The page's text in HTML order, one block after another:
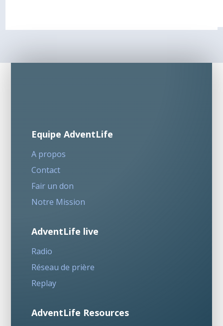
Equipe AdventLife
A propos
Contact
Fair un don
Notre Mission
AdventLife live
Radio
Réseau de prière
Replay
AdventLife Resources